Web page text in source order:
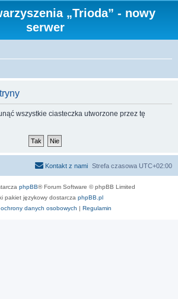
„Trioda” - nowy
serwer
wszystkie ciasteczka utworzone przez tę
Strefa czasowa UTC+02:00
Kontakt z nami
phpBB® Forum Software © phpBB Limited
pakiet językowy dostarcza phpBB.pl
danych osobowych | Regulamin